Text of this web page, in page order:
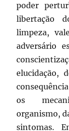
poder
libertação
limpeza,
adversário
elucidação,
os
organismo,
sintomas.